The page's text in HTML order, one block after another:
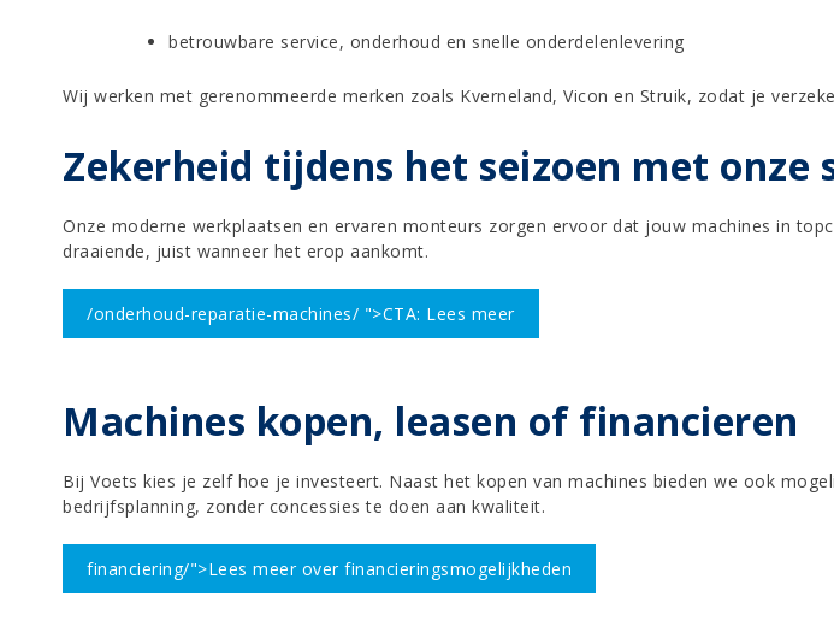
betrouwbare service, onderhoud en snelle onderdelenlevering
Wij werken met gerenommeerde merken zoals Kverneland, Vicon en Struik, zodat je
Zekerheid tijdens het seizoen met onze
Onze moderne werkplaatsen en ervaren monteurs zorgen ervoor dat jouw machines in
draaiende, juist wanneer het erop aankomt.
/onderhoud-reparatie-machines/ ">CTA: Lees meer
Machines kopen, leasen of financieren
Bij Voets kies je zelf hoe je investeert. Naast het kopen van machines bieden we ook
bedrijfsplanning, zonder concessies te doen aan kwaliteit.
financiering/">Lees meer over financieringsmogelijkheden